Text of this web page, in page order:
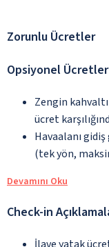
Zorunlu Ücretler
Opsiyonel Ücretler
Zengin
ücret
Havaalanı
(tek yön,
Devamını Oku
Check-in
İlave yatak